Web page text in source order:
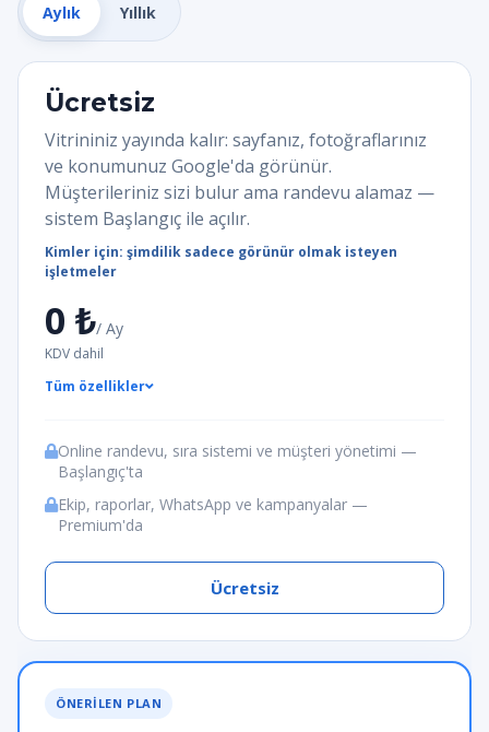
Aylık Yıllık
Ücretsiz
Vitrininiz yayında kalır: sayfanız, fotoğraflarınız
ve konumunuz Google'da görünür.
Müşterileriniz sizi bulur ama randevu alamaz —
sistem Başlangıç ile açılır.
Kimler için: şimdilik sadece görünür olmak isteyen
işletmeler
0 ₺/ Ay
KDV dahil
Tüm özellikler
Online randevu, sıra sistemi ve müşteri yönetimi —
Başlangıç'ta
Ekip, raporlar, WhatsApp ve kampanyalar —
Premium'da
Ücretsiz
ÖNERILEN PLAN